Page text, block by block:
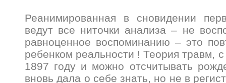
Реанимированная в сновидении
ведут все ниточки анализа – не
равноценное воспоминанию – это
ребенком реальности ! Теория травм, с
1897 году и можно отсчитывать
вновь дала о себе знать, но не в